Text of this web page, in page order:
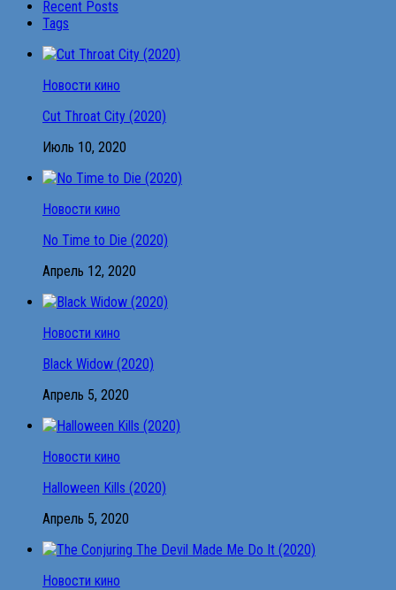
Recent Posts
Tags
Новости кино
Cut Throat City (2020)
Июль 10, 2020
Новости кино
No Time to Die (2020)
Апрель 12, 2020
Новости кино
Black Widow (2020)
Апрель 5, 2020
Новости кино
Halloween Kills (2020)
Апрель 5, 2020
Новости кино